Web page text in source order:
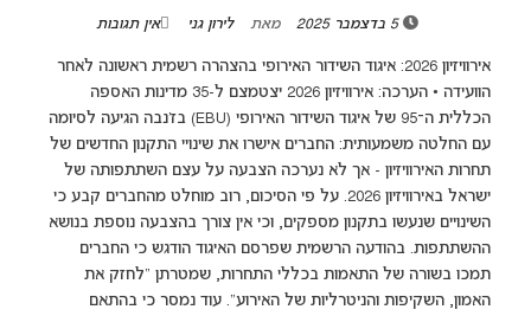
5 בדצמבר 2025 מאת לירון גני אין תגובות
אירוויזיון 2026: איגוד השידור האירופי בהצהרה רשמית ראשונה לאחר
הוועידה • הערכה: אירוויזיון 2026 יצטמצם ל-35 מדינות האספה
הכללית ה־95 של איגוד השידור האירופי (EBU) בז’נבה הגיעה לסיומה
עם החלטה משמעותית: החברים אישרו את שינויי התקנון החדשים של
תחרות האירוויזיון - אך לא נערכה הצבעה על עצם השתתפותה של
ישראל באירוויזיון 2026. על פי הסיכום, רוב מוחלט מהחברים קבע כי
השינויים שנעשו בתקנון מספקים, וכי אין צורך בהצבעה נוספת בנושא
ההשתתפות. בהודעה הרשמית שפרסם האיגוד הודגש כי החברים
תמכו בשורה של התאמות בכללי התחרות, שמטרתן “לחזק את
האמון, השקיפות והניטרליות של האירוע”. עוד נמסר כי בהתאם